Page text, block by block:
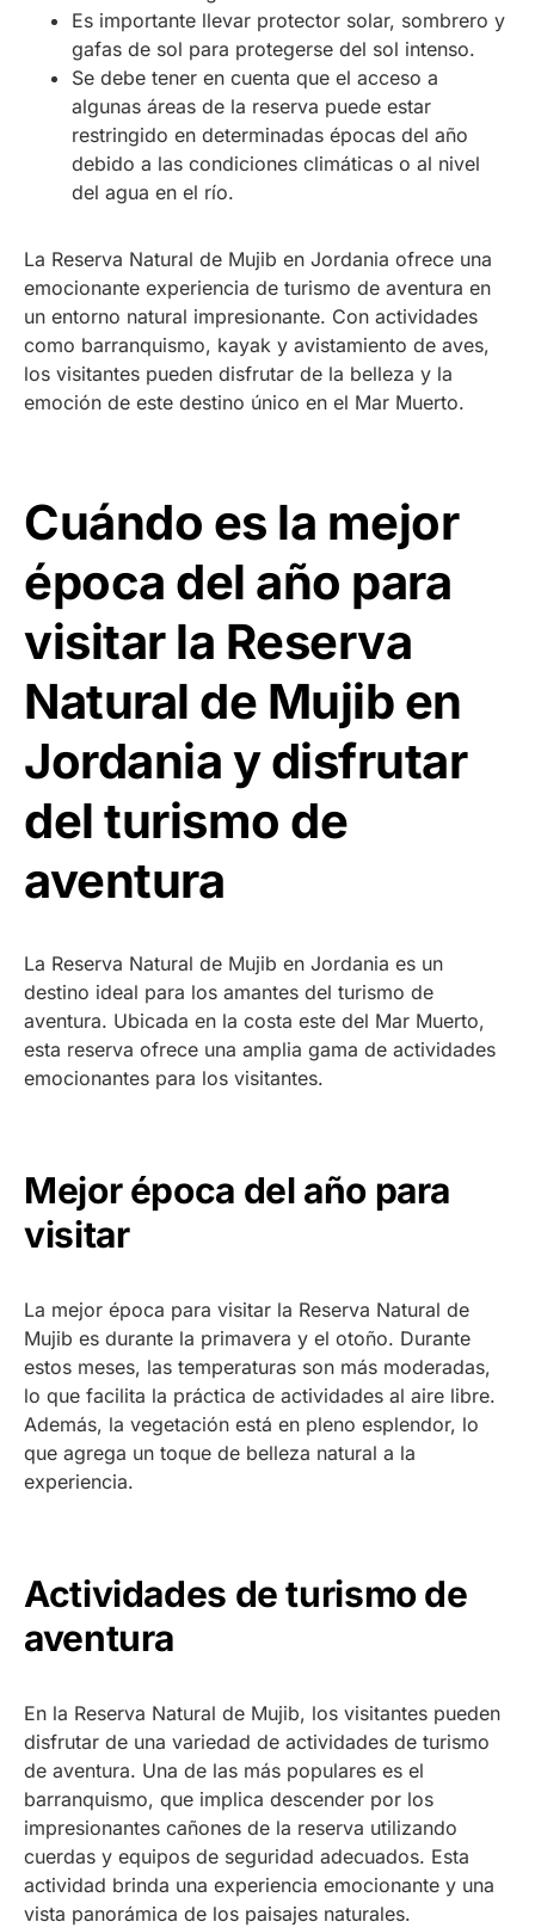
Es importante llevar protector solar, sombrero y
gafas de sol para protegerse del sol intenso.
Se debe tener en cuenta que el acceso a
algunas áreas de la reserva puede estar
restringido en determinadas épocas del año
debido a las condiciones climáticas o al nivel
del agua en el río.
La Reserva Natural de Mujib en Jordania ofrece una
emocionante experiencia de turismo de aventura en
un entorno natural impresionante. Con actividades
como barranquismo, kayak y avistamiento de aves,
los visitantes pueden disfrutar de la belleza y la
emoción de este destino único en el Mar Muerto.
Cuándo es la mejor
época del año para
visitar la Reserva
Natural de Mujib en
Jordania y disfrutar
del turismo de
aventura
La Reserva Natural de Mujib en Jordania es un
destino ideal para los amantes del turismo de
aventura. Ubicada en la costa este del Mar Muerto,
esta reserva ofrece una amplia gama de actividades
emocionantes para los visitantes.
Mejor época del año para
visitar
La mejor época para visitar la Reserva Natural de
Mujib es durante la primavera y el otoño. Durante
estos meses, las temperaturas son más moderadas,
lo que facilita la práctica de actividades al aire libre.
Además, la vegetación está en pleno esplendor, lo
que agrega un toque de belleza natural a la
experiencia.
Actividades de turismo de
aventura
En la Reserva Natural de Mujib, los visitantes pueden
disfrutar de una variedad de actividades de turismo
de aventura. Una de las más populares es el
barranquismo, que implica descender por los
impresionantes cañones de la reserva utilizando
cuerdas y equipos de seguridad adecuados. Esta
actividad brinda una experiencia emocionante y una
vista panorámica de los paisajes naturales.